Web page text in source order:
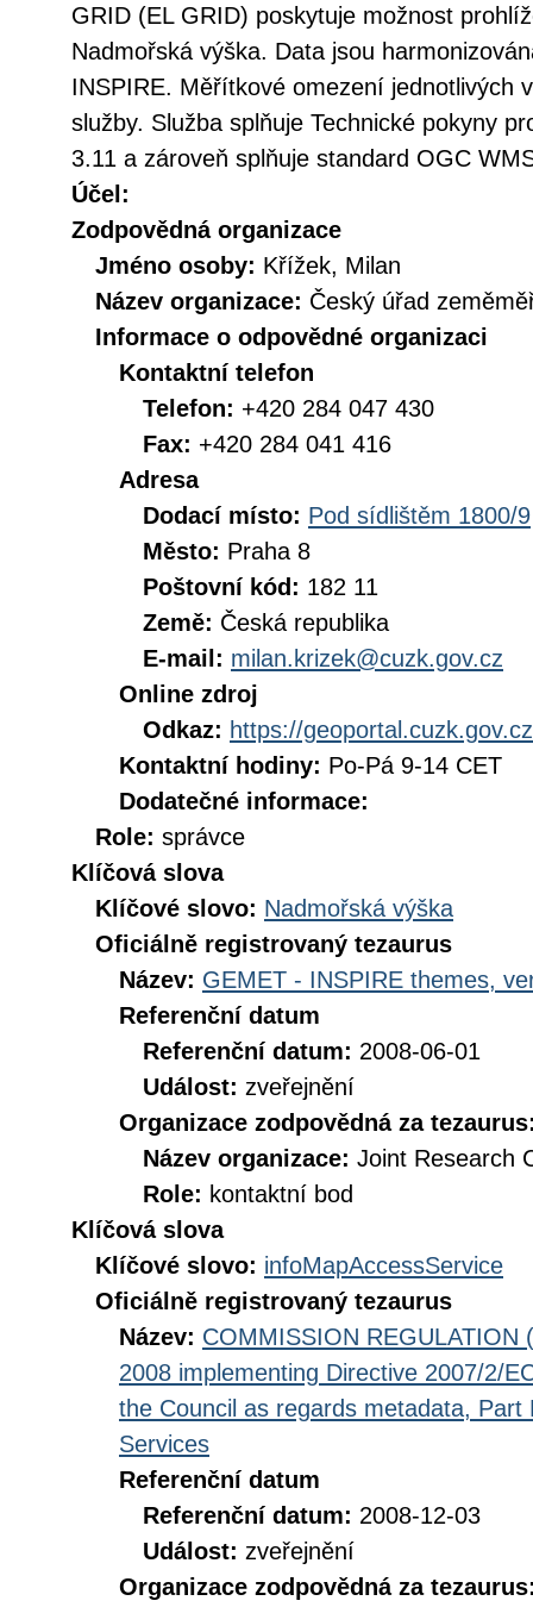
GRID (EL GRID) poskytuje možnost
Nadmořská výška. Data jsou
INSPIRE. Měřítkové omezení jednotlivých
služby. Služba splňuje Technické pokyny
3.11 a zároveň splňuje standard OGC
Účel:
Zodpovědná organizace
Jméno osoby: Křížek, Milan
Název organizace: Český úřad
Informace o odpovědné organizaci
Kontaktní telefon
Telefon: +420 284 047 430
Fax: +420 284 041 416
Adresa
Dodací místo: Pod sídlištěm 1800/9
Město: Praha 8
Poštovní kód: 182 11
Země: Česká republika
E-mail: milan.krizek@cuzk.gov.cz
Online zdroj
Odkaz: https://geoportal.cuzk.gov.cz
Kontaktní hodiny: Po-Pá 9-14 CET
Dodatečné informace:
Role: správce
Klíčová slova
Klíčové slovo: Nadmořská výška
Oficiálně registrovaný tezaurus
Název: GEMET - INSPIRE themes,
Referenční datum
Referenční datum: 2008-06-01
Událost: zveřejnění
Organizace zodpovědná za
Název organizace: Joint Research
Role: kontaktní bod
Klíčová slova
Klíčové slovo: infoMapAccessService
Oficiálně registrovaný tezaurus
Název: COMMISSION REGULATION
2008 implementing Directive 2007/2/
the Council as regards metadata,
Services
Referenční datum
Referenční datum: 2008-12-03
Událost: zveřejnění
Organizace zodpovědná za